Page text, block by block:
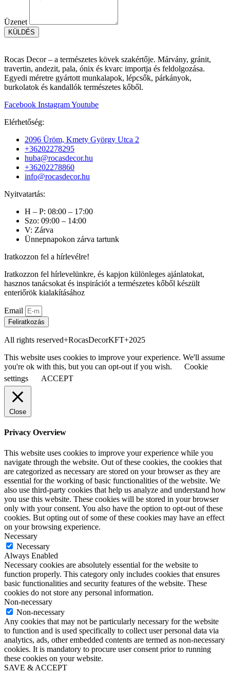
Üzenet
KÜLDÉS
Rocas Decor – a természetes kövek szakértője. Márvány, gránit,
travertin, andezit, pala, ónix és kvarc importja és feldolgozása.
Egyedi méretre gyártott munkalapok, lépcsők, párkányok,
burkolatok és kandallók természetes kőből.
Facebook InstagramYoutube
Elérhetőség:
2096 Üröm, Kmety György Utca 2
+36202278295
huba@rocasdecor.hu
+36202278860
info@rocasdecor.hu
Nyitvatartás:
H – P: 08:00 – 17:00
Szo: 09:00 – 14:00
V: Zárva
Ünnepnapokon zárva tartunk
Iratkozzon fel a hírlevélre!
Iratkozzon fel hírlevelünkre, és kapjon különleges ajánlatokat,
hasznos tanácsokat és inspirációt a természetes kőből készült
enteriőrök kialakításához
Email
Feliratkozás
All rights reserved+RocasDecorKFT+2025
This website uses cookies to improve your experience. We'll assume
you're ok with this, but you can opt-out if you wish.
Cookie
settings
ACCEPT
Close
Privacy Overview
This website uses cookies to improve your experience while you
navigate through the website. Out of these cookies, the cookies that
are categorized as necessary are stored on your browser as they are
essential for the working of basic functionalities of the website. We
also use third-party cookies that help us analyze and understand how
you use this website. These cookies will be stored in your browser
only with your consent. You also have the option to opt-out of these
cookies. But opting out of some of these cookies may have an effect
on your browsing experience.
Necessary
Necessary
Always Enabled
Necessary cookies are absolutely essential for the website to
function properly. This category only includes cookies that ensures
basic functionalities and security features of the website. These
cookies do not store any personal information.
Non-necessary
Non-necessary
Any cookies that may not be particularly necessary for the website
to function and is used specifically to collect user personal data via
analytics, ads, other embedded contents are termed as non-necessary
cookies. It is mandatory to procure user consent prior to running
these cookies on your website.
SAVE & ACCEPT